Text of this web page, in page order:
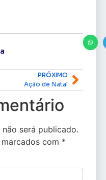
PRÓXIMO
Ação de Natal
será publicado.
com *